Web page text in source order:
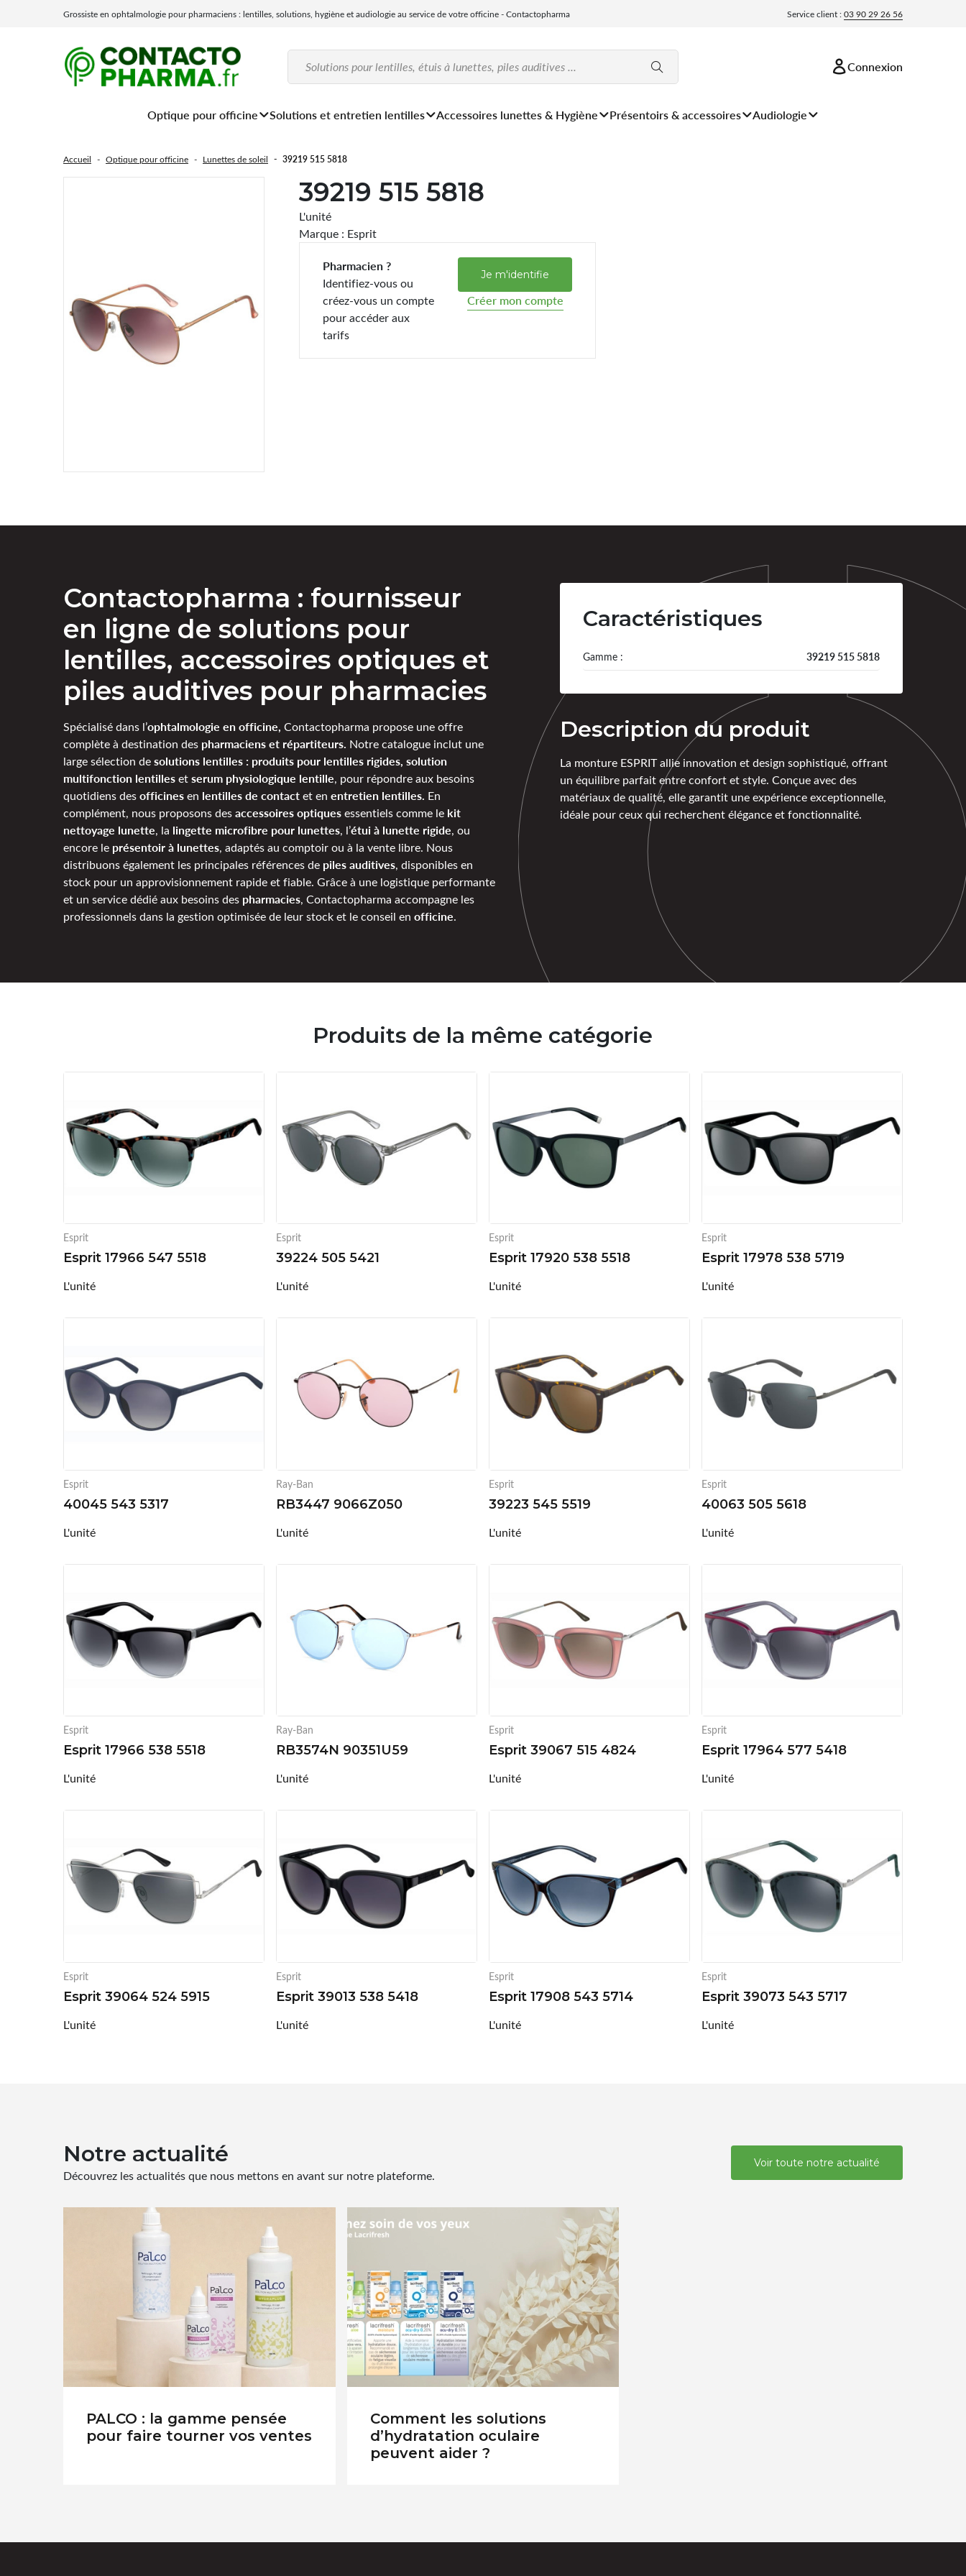
Grossiste en ophtalmologie pour pharmaciens : lentilles, solutions, hygiène et audiologie au service de votre officine - Contactopharma Service client :03 90 29 26 56
Connexion
Optique pour officine Solutions et entretien lentilles Accessoires lunettes & Hygiène Présentoirs & accessoires Audiologie
Accueil Optique pour officine Lunettes de soleil 39219 515 5818
39219 515 5818
L'unité
Marque : Esprit
Pharmacien ?
Identifiez-vous ou
créez-vous un compte
pour accéder aux
tarifs
Je m'identifie
Créer mon compte
Contactopharma : fournisseur
en ligne de solutions pour
lentilles, accessoires optiques et
piles auditives pour pharmacies
Spécialisé dans l’ophtalmologie en officine, Contactopharma propose une offre
complète à destination des pharmaciens et répartiteurs. Notre catalogue inclut une
large sélection desolutions lentilles : produits pour lentilles rigides, solution
multifonction lentillesetserum physiologique lentille, pour répondre aux besoins
quotidiens desofficinesen lentilles de contactet en entretien lentilles. En
complément, nous proposons desaccessoires optiquesessentiels comme le kit
nettoyage lunette, la lingette microfibre pour lunettes, l’étui à lunette rigide, ou
encore le présentoir à lunettes, adaptés au comptoir ou à la vente libre. Nous
distribuons également les principales références de piles auditives, disponibles en
stock pour un approvisionnement rapide et fiable. Grâce à une logistique performante
et un service dédié aux besoins des pharmacies, Contactopharma accompagne les
professionnels dans la gestion optimisée de leur stock et le conseil en officine.
Caractéristiques
Gamme : 39219 515 5818
Description du produit
La monture ESPRIT allie innovation et design sophistiqué, offrant
un équilibre parfait entre confort et style. Conçue avec des
matériaux de qualité, elle garantit une expérience exceptionnelle,
idéale pour ceux qui recherchent élégance et fonctionnalité.
Produits de la même catégorie
Esprit
Esprit 17966 547 5518
L'unité
Esprit
39224 505 5421
L'unité
Esprit
Esprit 17920 538 5518
L'unité
Esprit
Esprit 17978 538 5719
L'unité
Esprit
40045 543 5317
L'unité
Ray-Ban
RB3447 9066Z050
L'unité
Esprit
39223 545 5519
L'unité
Esprit
40063 505 5618
L'unité
Esprit
Esprit 17966 538 5518
L'unité
Ray-Ban
RB3574N 90351U59
L'unité
Esprit
Esprit 39067 515 4824
L'unité
Esprit
Esprit 17964 577 5418
L'unité
Esprit
Esprit 39064 524 5915
L'unité
Esprit
Esprit 39013 538 5418
L'unité
Esprit
Esprit 17908 543 5714
L'unité
Esprit
Esprit 39073 543 5717
L'unité
Notre actualité
Découvrez les actualités que nous mettons en avant sur notre plateforme.
Voir toute notre actualité
PALCO : la gamme pensée
pour faire tourner vos ventes
Comment les solutions
d’hydratation oculaire
peuvent aider ?